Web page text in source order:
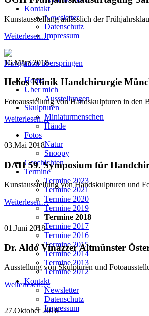
Kontakt
Newsletter
Datenschutz
Impressum
Navigation überspringen
Home
Über mich
Ausstellungen
Skulpturen
Miniaturmenschen
Hände
Fotos
Natur
Snoopy
Geschichten
Termine
Termine 2023
Termine 2021
Termine 2020
Termine 2019
Termine 2018
Termine 2017
Termine 2016
Termine 2015
Termine 2014
Termine 2013
Termine 2012
Kontakt
Newsletter
Datenschutz
Impressum
Kunstausstellung anlässlich der
Weiterlesen…
16.März 2018
Helios Klinik Handchirurgie
Fotoausstellung von Handskulpturen in den
Weiterlesen…
03.Mai 2018
DAH 59. Symposium für
Kunstausstellung von Handskulpturen und
Weiterlesen…
01.Juni 2018
Dr. Aldo Vinazzer Altmünster
Ausstellung von Skulpturen und
Weiterlesen…
27.Oktober 2018